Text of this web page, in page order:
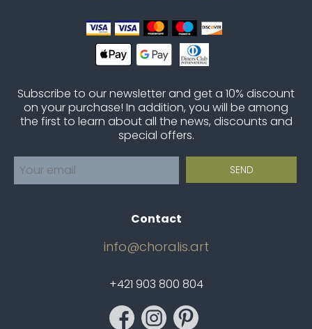
Subscribe to our newsletter and get a 10% discount
on your purchase! In addition, you will be among
the first to learn about all the news, discounts and
special offers.
Contact
info@choralis.art
+421 903 800 804